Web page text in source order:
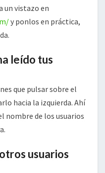
un vistazo en
y ponlos en práctica,
leído tus
que pulsar sobre el
hacia la izquierda. Ahí
nombre de los usuarios
usuarios